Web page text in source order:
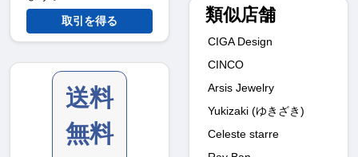
取引を得る
送料
無料
類似店舗
CIGA Design
CINCO
Arsis Jewelry
Yukizaki (ゆきざき)
Celeste starre